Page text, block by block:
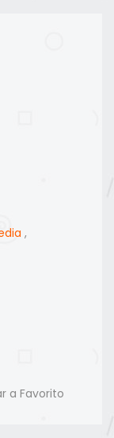
,
a Favorito